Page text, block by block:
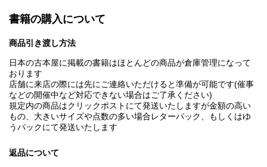
書籍の購入について
商品引き渡し方法
日本の古本屋に掲載の書籍はほとんどの商品が倉庫管理になって
おります
店舗に来店の際には先にご連絡いただけると準備が可能です(催事
などの開催中など対応できない場合はご了承ください)
規定内の商品はクリックポストにて発送いたしますが金額の高い
もの、大きいサイズや点数の多い場合レターパック、もしくはゆ
うパックにて発送いたします
返品について